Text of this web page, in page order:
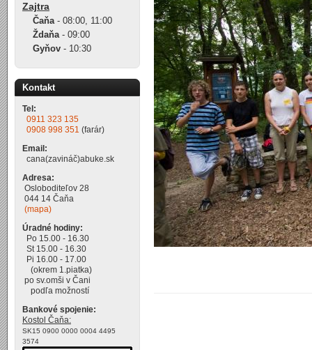
Zajtra
Čaňa- 08:00, 11:00
Ždaňa- 09:00
Gyňov - 10:30
Kontakt
Tel:
0911 323 135
0908 998 351 (farár)
Email:
cana(zavináč)abuke.sk
Adresa:
Osloboditeľov 28
044 14 Čaňa
(mapa)
Úradné hodiny:
Po 15.00 - 16.30
St 15.00 - 16.30
Pi 16.00 - 17.00
(okrem 1.piatka)
po sv.omši v Čani
podľa možností
Bankové spojenie:
Kostol Čaňa:
SK15 0900 0000 0004 4495
3574